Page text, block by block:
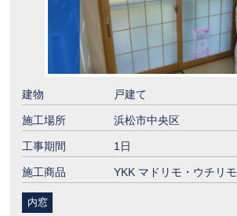
建物 戸建て
施工場所 浜松市中央区
工事期間 1日
施工商品 YKK マドリモ・ウチリモ
内窓